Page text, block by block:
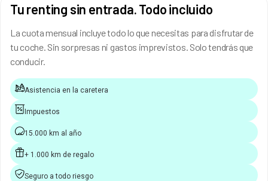
Tu renting sin entrada. Todo incluido
La cuota mensual incluye todo lo que necesitas para disfrutar de
tu coche. Sin sorpresas ni gastos imprevistos. Solo tendrás que
conducir.
Asistencia en la caretera
Impuestos
15.000 km al año
+ 1.000 km de regalo
Seguro a todo riesgo